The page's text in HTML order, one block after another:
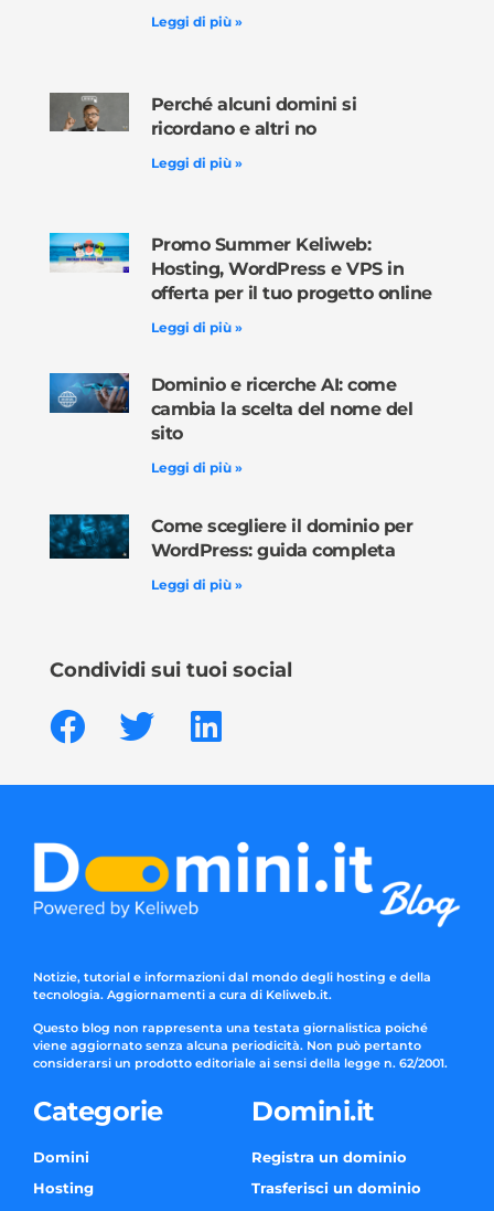
Leggi di più »
Perché alcuni domini si
ricordano e altri no
Leggi di più »
Promo Summer Keliweb:
Hosting, WordPress e VPS in
offerta per il tuo progetto online
Leggi di più »
Dominio e ricerche AI: come
cambia la scelta del nome del
sito
Leggi di più »
Come scegliere il dominio per
WordPress: guida completa
Leggi di più »
Condividi sui tuoi social
Notizie, tutorial e informazioni dal mondo degli hosting e della
tecnologia. Aggiornamenti a cura di Keliweb.it.
Questo blog non rappresenta una testata giornalistica poiché
viene aggiornato senza alcuna periodicità. Non può pertanto
considerarsi un prodotto editoriale ai sensi della legge n. 62/2001.
Categorie
Domini
Hosting
Domini.it
Registra un dominio
Trasferisci un dominio